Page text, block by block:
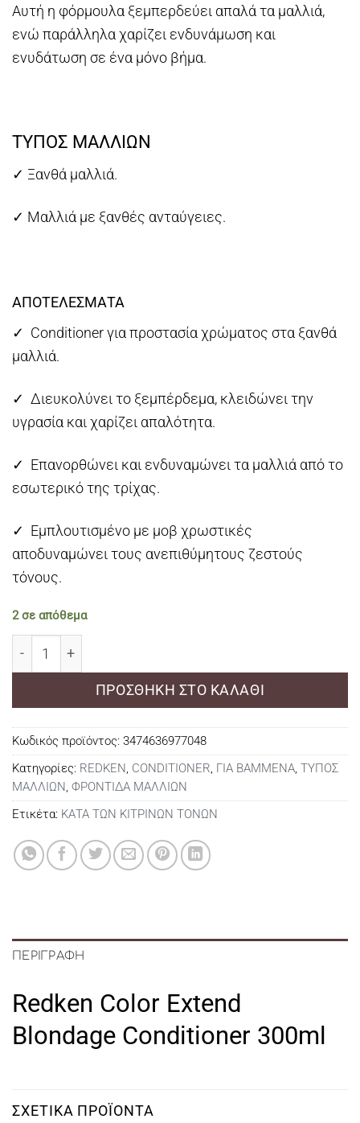
Αυτή η φόρμουλα ξεμπερδεύει απαλά τα μαλλιά,
ενώ παράλληλα χαρίζει ενδυνάμωση και
ενυδάτωση σε ένα μόνο βήμα.
ΤΥΠΟΣ ΜΑΛΛΙΩΝ
✓ Ξανθά μαλλιά.
✓ Μαλλιά με ξανθές ανταύγειες.
ΑΠΟΤΕΛΕΣΜΑΤΑ
✓ Conditioner για προστασία χρώματος στα ξανθά
μαλλιά.
✓ Διευκολύνει το ξεμπέρδεμα, κλειδώνει την
υγρασία και χαρίζει απαλότητα.
✓ Επανορθώνει και ενδυναμώνει τα μαλλιά από το
εσωτερικό της τρίχας.
✓ Εμπλουτισμένο με μοβ χρωστικές
αποδυναμώνει τους ανεπιθύμητους ζεστούς
τόνους.
2 σε απόθεμα
ΠΡΟΣΘΉΚΗ ΣΤΟ ΚΑΛΆΘΙ
Κωδικός προϊόντος: 3474636977048
Κατηγορίες: REDKEN, CONDITIONER, ΓΙΑ ΒΑΜΜΕΝΑ, ΤΥΠΟΣ
ΜΑΛΛΙΩΝ, ΦΡΟΝΤΙΔΑ ΜΑΛΛΙΩΝ
Ετικέτα: ΚΑΤΑ ΤΩΝ ΚΙΤΡΙΝΩΝ ΤΟΝΩΝ
ΠΕΡΙΓΡΑΦΉ
Redken Color Extend
Blondage Conditioner 300ml
ΣΧΕΤΙΚΆ ΠΡΟΪΌΝΤΑ